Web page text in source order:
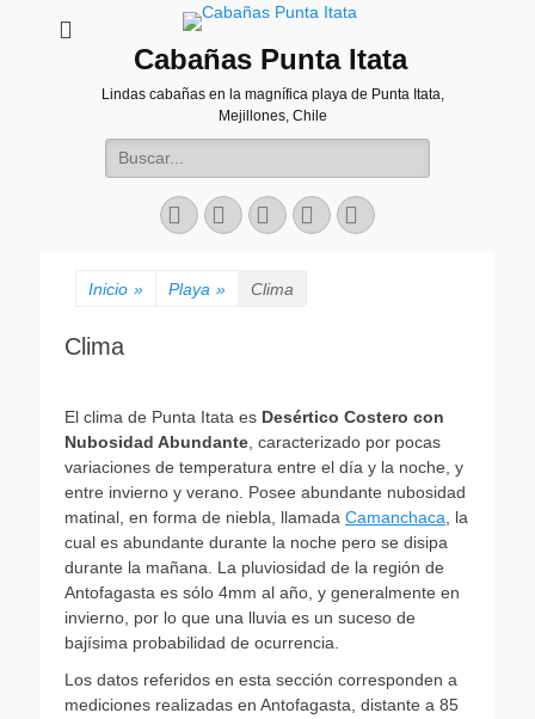
Cabañas Punta Itata
Lindas cabañas en la magnífica playa de Punta Itata,
Mejillones, Chile
Buscar:
Facebook
Correo
electrónico
Instagram
WebTeléfono
Inicio » Playa » Clima
Clima
El clima de Punta Itata es Desértico Costero con
Nubosidad Abundante , caracterizado por pocas
variaciones de temperatura entre el día y la noche, y
entre invierno y verano. Posee abundante nubosidad
matinal, en forma de niebla, llamada Camanchaca , la
cual es abundante durante la noche pero se disipa
durante la mañana. La pluviosidad de la región de
Antofagasta es sólo 4mm al año, y generalmente en
invierno, por lo que una lluvia es un suceso de
bajísima probabilidad de ocurrencia.
Los datos referidos en esta sección corresponden a
mediciones realizadas en Antofagasta, distante a 85